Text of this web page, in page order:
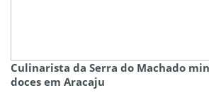
Culinarista da Serra do Machado
doces em Aracaju